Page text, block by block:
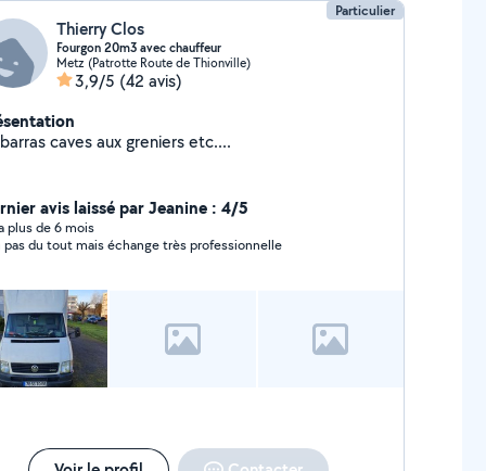
Particulier
Thierry Clos
Fourgon 20m3 avec chauffeur
Metz (Patrotte Route de Thionville)
3,9/5 (42 avis)
caves aux greniers etc....
avis laissé par Jeanine : 4/5
plus de 6 mois
pas du tout mais échange très professionnelle